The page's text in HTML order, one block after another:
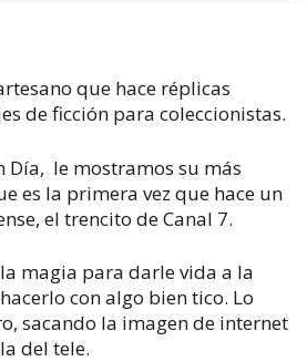
que hace réplicas
de ficción para coleccionistas.
Día, le mostramos su más
es la primera vez que hace un
el trencito de Canal 7.
magia para darle vida a la
con algo bien tico. Lo
sacando la imagen de internet
del tele.